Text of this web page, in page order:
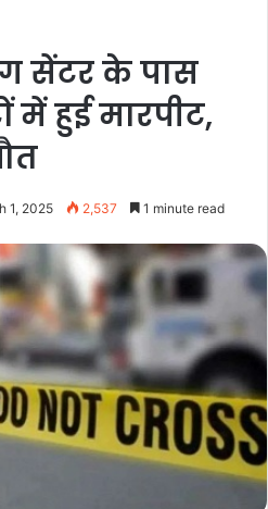
सेंटर के पास
में हुई मारपीट,
1, 2025 2,537 1 minute read